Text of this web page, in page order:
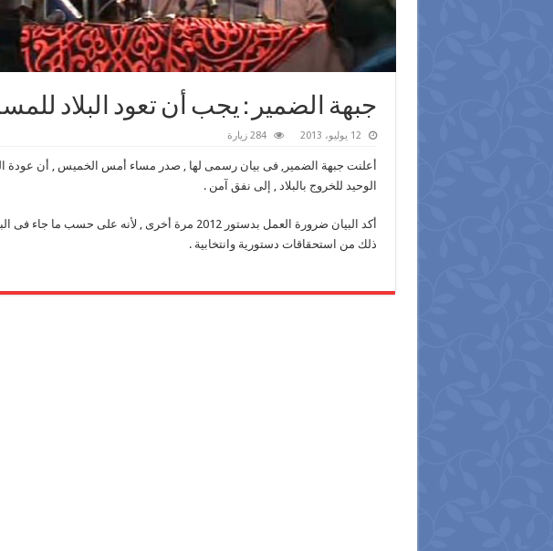
جبهة الضمير : يجب أن تعود البلاد
12 يوليو، 2013 284 زيارة
أعلنت جبهة الضمير, فى بيان رسمى لها , صدر مساء أمس الخميس , أن عودة
الوحيد للخروج بالبلاد , إلى نفق آمن .
أكد البيان ضرورة العمل بدستور 2012 مرة أخرى , لأنه
ذلك من استحقاقات دستورية وانتخابية .